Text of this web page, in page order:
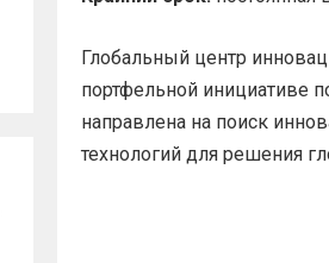
Глобальный центр
портфельной инициативе
направлена ​​на поиск
технологий для решения